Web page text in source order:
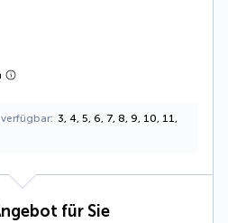
3, 4, 5, 6, 7, 8, 9, 10, 11,
für Sie